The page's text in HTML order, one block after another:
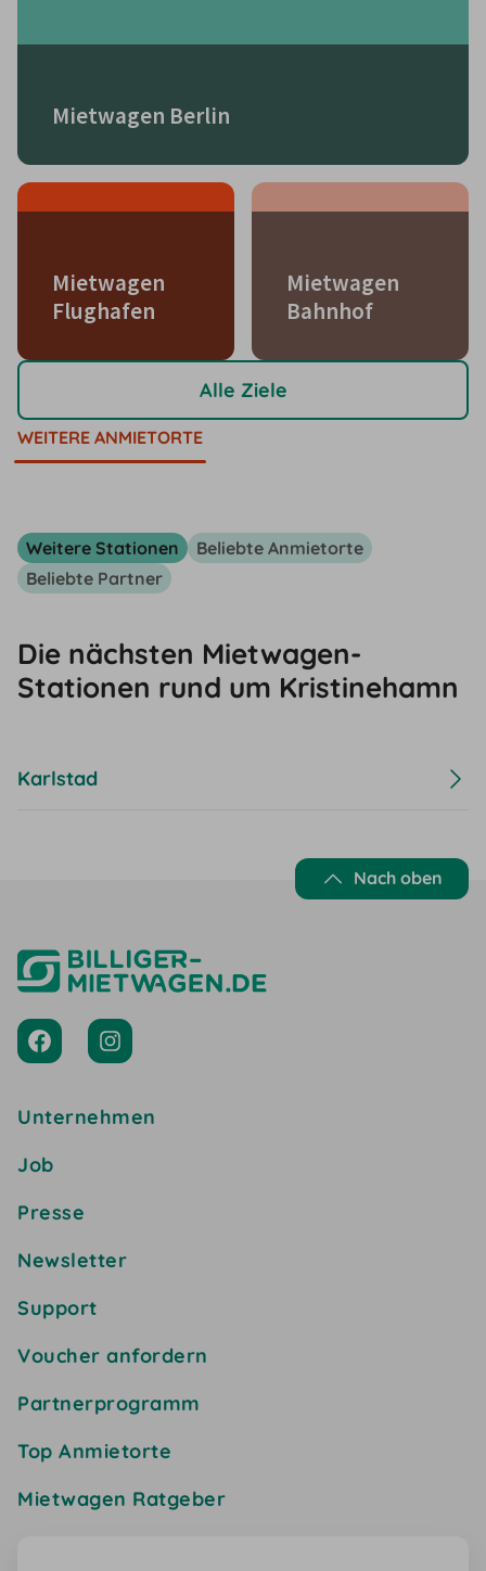
Mietwagen Berlin
Mietwagen
Flughafen
Mietwagen
Bahnhof
Alle Ziele
WEITERE ANMIETORTE
Weitere Stationen
Beliebte Anmietorte
Beliebte Partner
Die nächsten Mietwagen-
Stationen rund um Kristinehamn
Karlstad
Nach oben
Unternehmen
Job
Presse
Newsletter
Support
Voucher anfordern
Partnerprogramm
Top Anmietorte
Mietwagen Ratgeber